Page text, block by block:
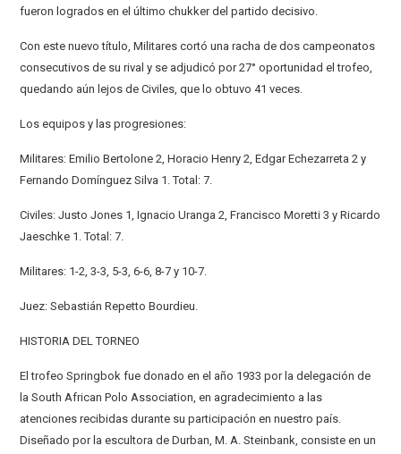
fueron logrados en el último chukker del partido decisivo.
Con este nuevo título, Militares cortó una racha de dos campeonatos
consecutivos de su rival y se adjudicó por 27° oportunidad el trofeo,
quedando aún lejos de Civiles, que lo obtuvo 41 veces.
Los equipos y las progresiones:
Militares: Emilio Bertolone 2, Horacio Henry 2, Edgar Echezarreta 2 y
Fernando Domínguez Silva 1. Total: 7.
Civiles: Justo Jones 1, Ignacio Uranga 2, Francisco Moretti 3 y Ricardo
Jaeschke 1. Total: 7.
Militares: 1-2, 3-3, 5-3, 6-6, 8-7 y 10-7.
Juez: Sebastián Repetto Bourdieu.
HISTORIA DEL TORNEO
El trofeo Springbok fue donado en el año 1933 por la delegación de
la South African Polo Association, en agradecimiento a las
atenciones recibidas durante su participación en nuestro país.
Diseñado por la escultora de Durban, M. A. Steinbank, consiste en un